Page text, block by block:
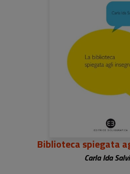
Biblioteca spiegata
Carla Ida